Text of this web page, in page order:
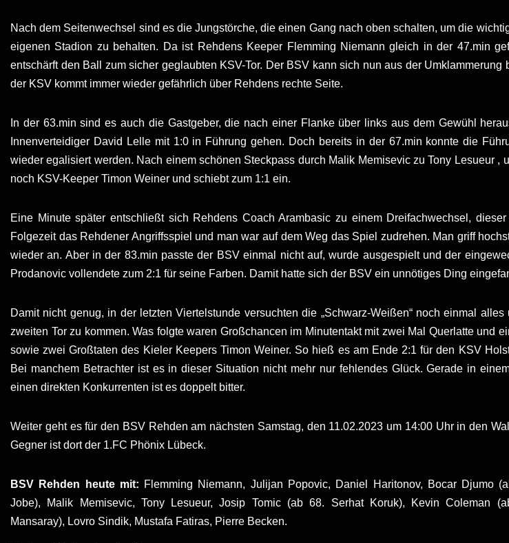
Nach dem Seitenwechsel sind es die Jungstörche, die einen Gang nach oben schalten, um die
eigenen Stadion zu behalten. Da ist Rehdens Keeper Flemming Niemann gleich in der 47.min
entschärft den Ball zum sicher geglaubten KSV-Tor. Der BSV kann sich nun aus der Umklammerung
der KSV kommt immer wieder gefährlich über Rehdens rechte Seite.
In der 63.min sind es auch die Gastgeber, die nach einer Flanke über links aus dem Gewühl
Innenverteidiger David Lelle mit 1:0 in Führung gehen. Doch bereits in der 67.min konnte die
wieder egalisiert werden. Nach einem schönen Steckpass durch Malik Memisevic zu Tony Lesueur ,
noch KSV-Keeper Timon Weiner und schiebt zum 1:1 ein.
Eine Minute später entschließt sich Rehdens Coach Arambasic zu einem Dreifachwechsel,
Folgezeit das Rehdener Angriffsspiel und man war auf dem Weg das Spiel zudrehen. Man griff
wieder an. Aber in der 83.min passte der BSV einmal nicht auf, wurde ausgespielt und der
Prodanovic vollendete zum 2:1 für seine Farben. Damit hatte sich der BSV ein unnötiges Ding
Damit nicht genug, in der letzten Viertelstunde versuchten die „Schwarz-Weißen“ noch einmal alles
zweiten Tor zu kommen. Was folgte waren Großchancen im Minutentakt mit zwei Mal Querlatte und
sowie zwei Großtaten des Kieler Keepers Timon Weiner. So hieß es am Ende 2:1 für den KSV
Bei manchem Betrachter ist es in dieser Situation nicht mehr nur fehlendes Glück. Gerade in
einen direkten Konkurrenten ist es doppelt bitter.
Weiter geht es für den BSV Rehden am nächsten Samstag, den 11.02.2023 um 14:00 Uhr in den
Gegner ist dort der 1.FC Phönix Lübeck.
BSV Rehden heute mit: Flemming Niemann, Julijan Popovic, Daniel Haritonov, Bocar Djumo
Jobe), Malik Memisevic, Tony Lesueur, Josip Tomic (ab 68. Serhat Koruk), Kevin Coleman
Mansaray), Lovro Sindik, Mustafa Fatiras, Pierre Becken.